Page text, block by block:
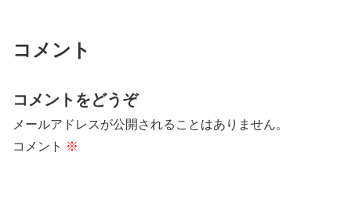
コメント
コメントをどうぞ
メールアドレスが公開されることはありません。
コメント ※